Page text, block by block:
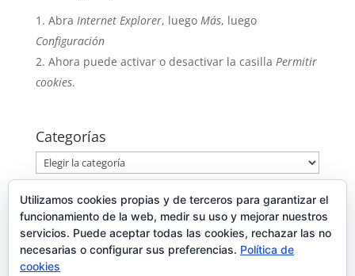
Abra Internet Explorer, luego Más, luego
Configuración
Ahora puede activar o desactivar la casilla Permitir
cookies.
Categorías
Categorías
Entradas recientes
Comparativa de pantallas iPhone X
Garantía / RMA
Utilizamos cookies propias y de terceros para garantizar el
funcionamiento de la web, medir su uso y mejorar nuestros
servicios. Puede aceptar todas las cookies, rechazar las no
necesarias o configurar sus preferencias. Política de
cookies